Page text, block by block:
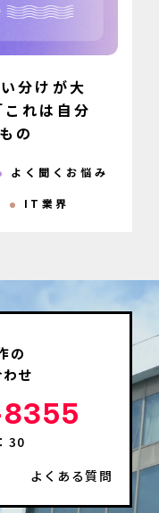
分けが大
れは自分
の
よく聞くお悩み
IT業界
の
せ
30
よくある質問